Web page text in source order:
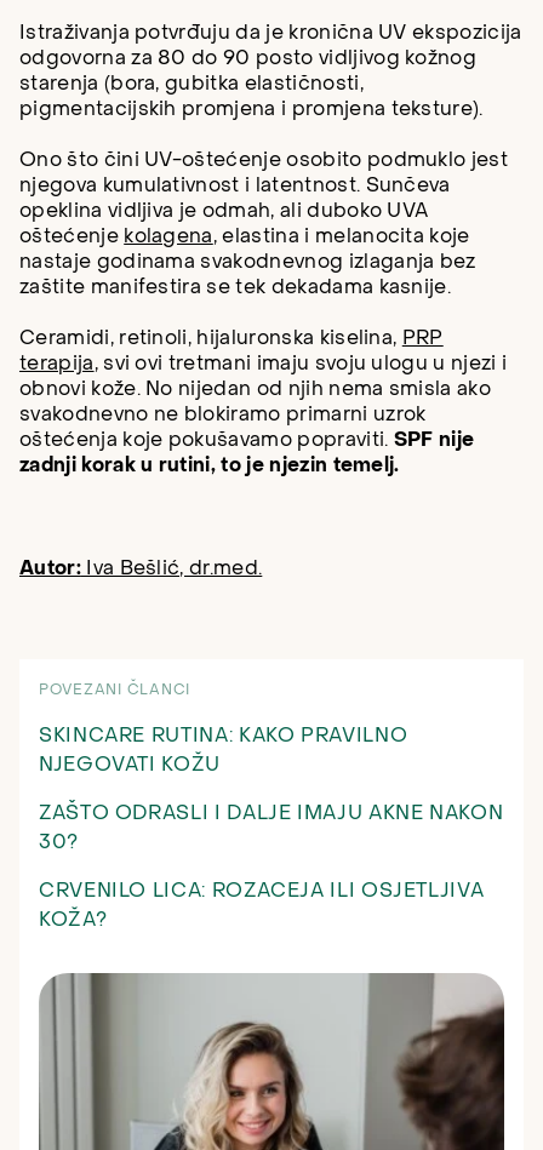
Istraživanja potvrđuju da je kronična UV ekspozicija
odgovorna za 80 do 90 posto vidljivog kožnog
starenja (bora, gubitka elastičnosti,
pigmentacijskih promjena i promjena teksture).
Ono što čini UV-oštećenje osobito podmuklo jest
njegova kumulativnost i latentnost. Sunčeva
opeklina vidljiva je odmah, ali duboko UVA
oštećenje kolagena, elastina i melanocita koje
nastaje godinama svakodnevnog izlaganja bez
zaštite manifestira se tek dekadama kasnije.
Ceramidi, retinoli, hijaluronska kiselina, PRP
terapija, svi ovi tretmani imaju svoju ulogu u njezi i
obnovi kože. No nijedan od njih nema smisla ako
svakodnevno ne blokiramo primarni uzrok
oštećenja koje pokušavamo popraviti. SPF nije
zadnji korak u rutini, to je njezin temelj.
Autor:Iva Bešlić, dr.med.
POVEZANI ČLANCI
SKINCARE RUTINA: KAKO PRAVILNO
NJEGOVATI KOŽU
ZAŠTO ODRASLI I DALJE IMAJU AKNE NAKON
30?
CRVENILO LICA: ROZACEJA ILI OSJETLJIVA
KOŽA?